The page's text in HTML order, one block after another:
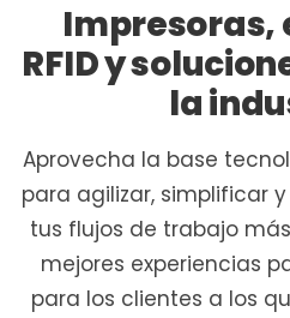
Impresoras,
RFID y
la
Aprovecha la base
para agilizar, simplificar
tus flujos de trabajo
mejores experiencias
para los clientes a los